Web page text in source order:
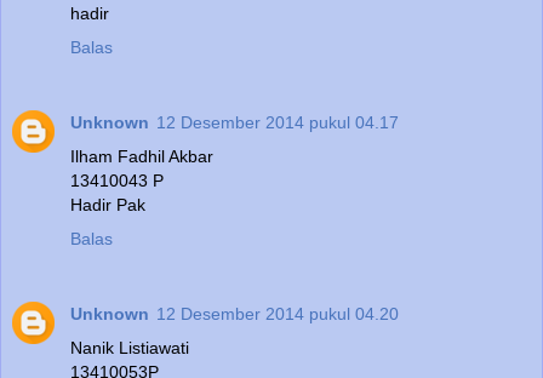
hadir
Balas
Unknown 12 Desember 2014 pukul 04.17
Ilham Fadhil Akbar
13410043 P
Hadir Pak
Balas
Unknown 12 Desember 2014 pukul 04.20
Nanik Listiawati
13410053P